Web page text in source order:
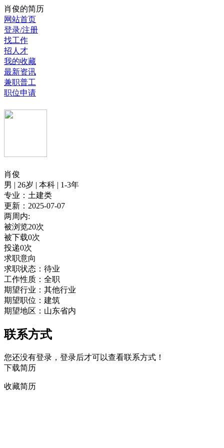
肖俊的简历
网站首页
登录/注册
找工作
招人才
我的收藏
最新资讯
兼职普工
职位申请
肖俊
男 | 26岁 | 本科 | 1-3年
专业：土建类
更新：2025-07-07
两周内:
被浏览20次
被下载0次
投递0次
求职意向
求职状态：待业
工作性质：全职
期望行业：其他行业
期望职位：建筑
期望地区：山东省内
联系方式
您还没有登录，登录后才可以查看联系方式！
下载简历
收藏简历